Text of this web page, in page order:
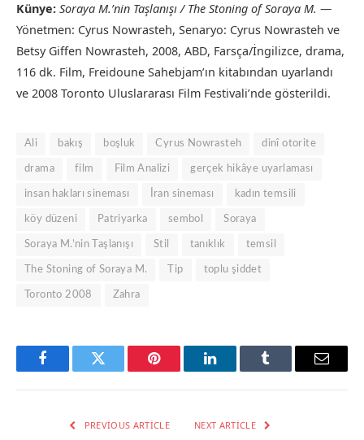
Künye: Soraya M.’nin Taşlanışı / The Stoning of Soraya M. —
Yönetmen: Cyrus Nowrasteh, Senaryo: Cyrus Nowrasteh ve
Betsy Giffen Nowrasteh, 2008, ABD, Farsça/İngilizce, drama,
116 dk. Film, Freidoune Sahebjam’ın kitabından uyarlandı
ve 2008 Toronto Uluslararası Film Festivali’nde gösterildi.
Ali bakış boşluk Cyrus Nowrasteh dinî otorite
drama film Film Analizi gerçek hikâye uyarlaması
insan hakları sineması İran sineması kadın temsili
köy düzeni Patriyarka sembol Soraya
Soraya M.’nin Taşlanışı Stil tanıklık temsil
The Stoning of Soraya M. Tip toplu şiddet
Toronto 2008 Zahra
FacebookTwitter Pinterest LinkedInTumblr Email
PREVIOUS ARTICLE NEXT ARTICLE